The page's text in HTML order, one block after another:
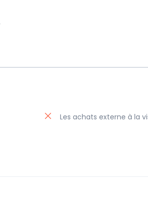
Les achats externe à la